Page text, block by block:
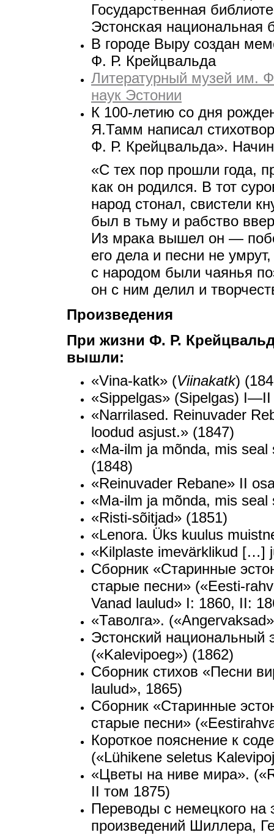
Государственная
Эстонская национальная
В городе Выру создан
Ф. Р. Крейцвальда
Литературный музей им.
наук Эстонии
К 100-летию со дня
Я.Тамм написал
Ф. Р. Крейцвальда».
«С тех пор прошли года,
как он родился. В тот
народ стонал, свистели
был в тьму и рабство
Из мрака вышел он —
его дела и песни не умрут,
с народом были чаянья
он с ним делил и
Произведения
При жизни Ф. Р.
вышли:
«Vina-katk» (Viinakatk)
«Sippelgas» (Sipelgas)
«Narrilased. Reinuvader
loodud asjust.» (1847)
«Ma-ilm ja mõnda, mis
(1848)
«Reinuvader Rebane» II
«Ma-ilm ja mõnda, mis
«Risti-sõitjad» (1851)
«Lenora. Üks kuulus
«Kilplaste imevärklikud […]
Сборник «Старинные
старые песни» («Eesti-
Vanad laulud» I: 1860, II:
«Таволга».
Эстонский национальный
(«Kalevipoeg») (1862)
Сборник стихов «Песни
laulud», 1865)
Сборник «Старинные
старые песни»
Короткое пояснение к
(«Lühikene seletus
«Цветы на ниве мира».
II том 1875)
Переводы с немецкого на
произведений Шиллера,